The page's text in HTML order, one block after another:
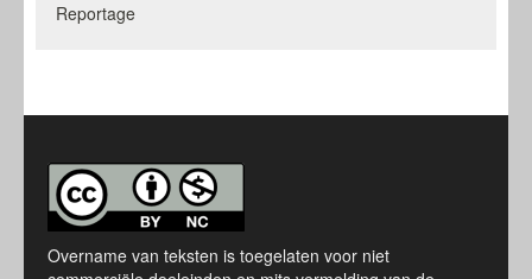
Reportage
Overname van teksten is toegelaten voor niet